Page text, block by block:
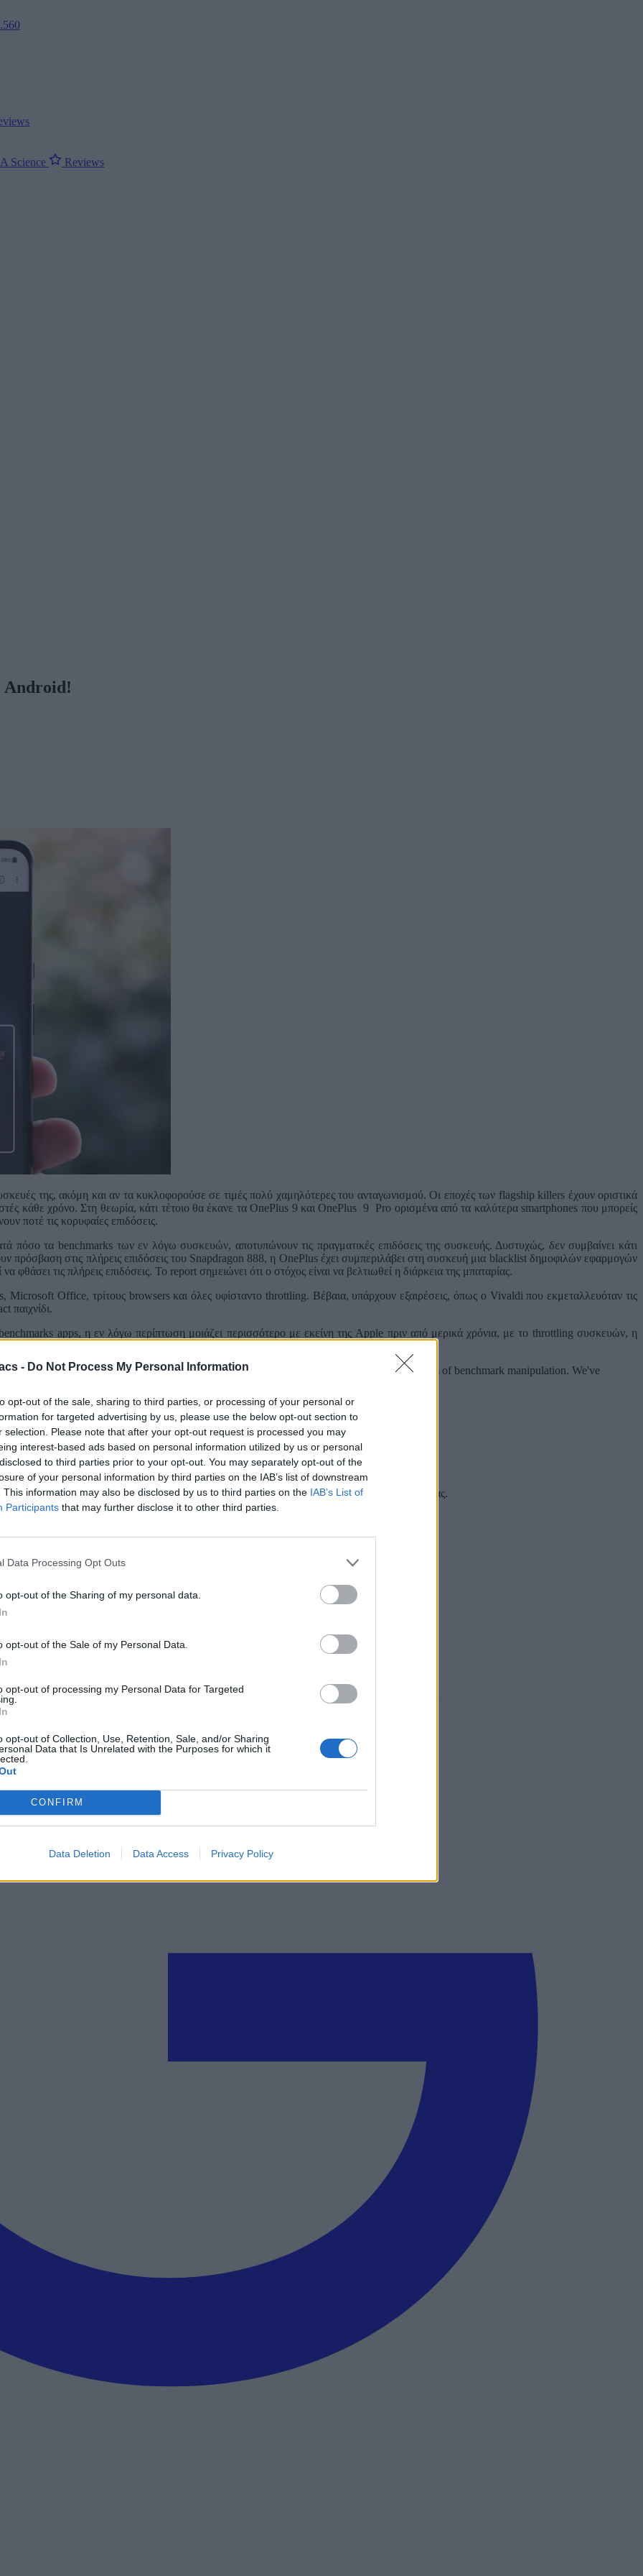
- Do Not Process My Personal Information
opt-out of the sale, sharing to third parties, or processing of your personal or
for targeted advertising by us, please use the below opt-out section to
selection. Please note that after your opt-out request is processed you may
interest-based ads based on personal information utilized by us or personal
to third parties prior to your opt-out. You may separately opt-out of the
of your personal information by third parties on the IAB’s list of downstream
This information may also be disclosed by us to third parties on the IAB’s List of
Participants that may further disclose it to other third parties.
Data Processing Opt Outs
opt-out of the Sharing of my personal data.
opt-out of the Sale of my Personal Data.
opt-out of processing my Personal Data for Targeted
opt-out of Collection, Use, Retention, Sale, and/or Sharing
Data that Is Unrelated with the Purposes for which it
CONFIRM
Data Deletion Data Access Privacy Policy
Science Reviews
Android!
της, ακόμη και αν τα κυκλοφορούσε σε τιμές πολύ χαμηλότερες του ανταγωνισμού. Οι εποχές των flagship killers έχουν οριστικά
κάθε χρόνο. Στη θεωρία, κάτι τέτοιο θα έκανε τα OnePlus 9 και OnePlus 9 Pro ορισμένα από τα καλύτερα smartphones που μπορείς
ποτέ τις κορυφαίες επιδόσεις.
πόσο τα benchmarks των εν λόγω συσκευών, αποτυπώνουν τις πραγματικές επιδόσεις της συσκευής. Δυστυχώς, δεν συμβαίνει κάτι
πρόσβαση στις πλήρεις επιδόσεις του Snapdragon 888, η OnePlus έχει συμπεριλάβει στη συσκευή μια blacklist δημοφιλών εφαρμογών
τις πλήρεις επιδόσεις. Το report σημειώνει ότι ο στόχος είναι να βελτιωθεί η διάρκεια της μπαταρίας.
Office, τρίτους browsers και όλες υφίσταντο throttling. Βέβαια, υπάρχουν εξαιρέσεις, όπως ο Vivaldi που εκμεταλλευόταν τις
παιχνίδι.
apps, η εν λόγω περίπτωση μοιάζει περισσότερο με εκείνη της Apple πριν από μερικά χρόνια, με το throttling συσκευών, η
το πλήρες άρθρο του Anandtech
based on application identifiers rather than application behavior. We view this as a form of benchmark manipulation. We've
chart.
όλα τα τεχνολογικά νέα, ή προσθέστε μας στον RSS feed reader και στα social media σας.